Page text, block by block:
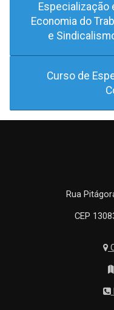
Especialização
Economia do
e
Curso de
Rua
CEP